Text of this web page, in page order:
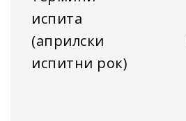
испита
(априлски
испитни рок)